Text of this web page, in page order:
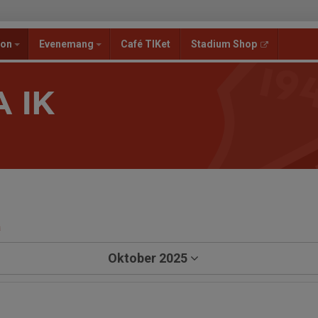
Evenemang Café TIKet Stadium Shop
IK
Oktober 2025